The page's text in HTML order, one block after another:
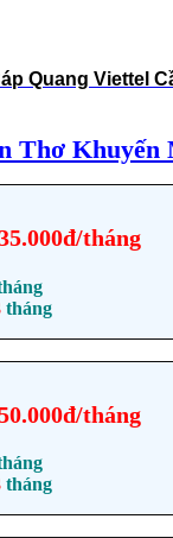
áp Quang Viettel
Thơ Khuyến
tháng
tháng
tháng
tháng